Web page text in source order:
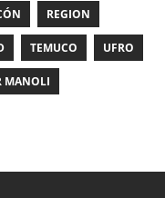
REGION
TEMUCO UFRO
MANOLI